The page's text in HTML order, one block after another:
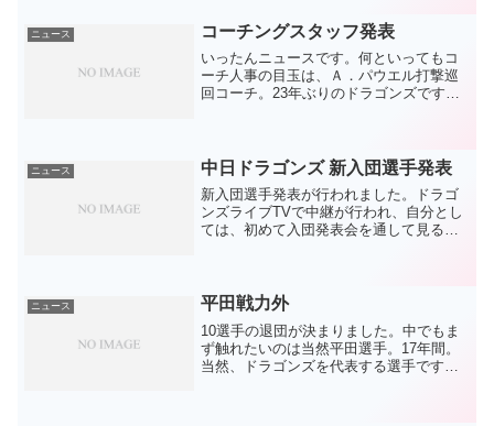
アッパー候補にも挙がって...
ニュース コーチングスタッフ発表
いったんニュースです。何といってもコ
ーチ人事の目玉は、Ａ．パウエル打撃巡
回コーチ。23年ぶりのドラゴンズです
た、正真正銘の優良助っ...
ニュース 中日ドラゴンズ 新入団選手発表
新入団選手発表が行われました。ドラゴ
ンズライブTVで中継が行われ、自分とし
ては、初めて入団発表会を通して見るこ
たと言っておいて何です...
ニュース 平田戦力外
10選手の退団が決まりました。中でもま
ず触れたいのは当然平田選手。17年間。
当然、ドラゴンズを代表する選手です。